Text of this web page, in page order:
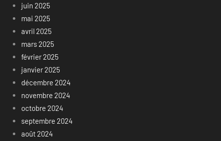
juin 2025
mai 2025
avril 2025
mars 2025
février 2025
janvier 2025
décembre 2024
novembre 2024
octobre 2024
septembre 2024
août 2024